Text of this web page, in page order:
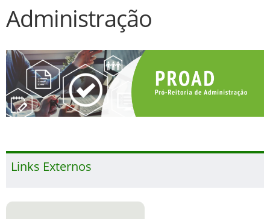
Administração
Links Externos